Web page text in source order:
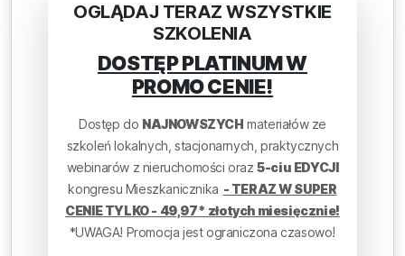
OGLĄDAJ TERAZ WSZYSTKIE
SZKOLENIA
DOSTĘP PLATINUM W
PROMO CENIE!
Dostęp do NAJNOWSZYCH materiałów ze
szkoleń lokalnych, stacjonarnych, praktycznych
webinarów z nieruchomości oraz5-ciu EDYCJI
kongresu Mieszkanicznika - TERAZ W SUPER
CENIE TYLKO - 49,97* złotych miesięcznie!
*UWAGA! Promocja jest ograniczona czasowo!